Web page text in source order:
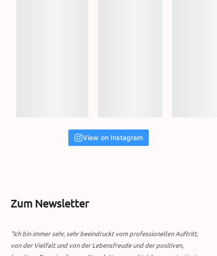
View on Instagram
Zum Newsletter
"Ich bin immer sehr, sehr beeindruckt vom professionellen Auftritt,
von der Vielfalt und von der Lebensfreude und der positiven,